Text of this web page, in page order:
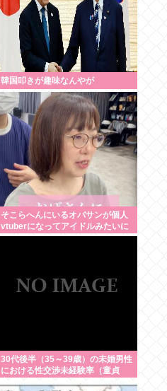
韓国叩きが趣味なんやが
そこらへんにいるオバサンが個人
vtuberになってアイドルみたいに
扱わてるのヤバない？
30代後半（35～39歳）の未婚男性
における性交渉未経験率（童貞